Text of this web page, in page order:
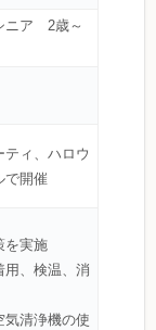
ア 2歳～
ティ、ハロウ
で開催
を実施
、検温、消
清浄機の使